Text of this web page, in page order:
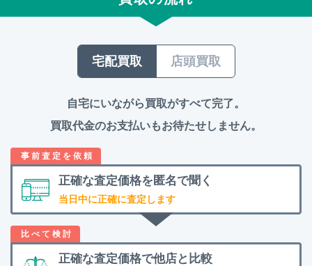
宅配買取 店頭買取
自宅にいながら買取がすべて完了。
買取代金のお支払いもお待たせしません。
正確な査定価格を 匿名で聞く
当日中に正確に査定します
正確な査定価格で他店と比較